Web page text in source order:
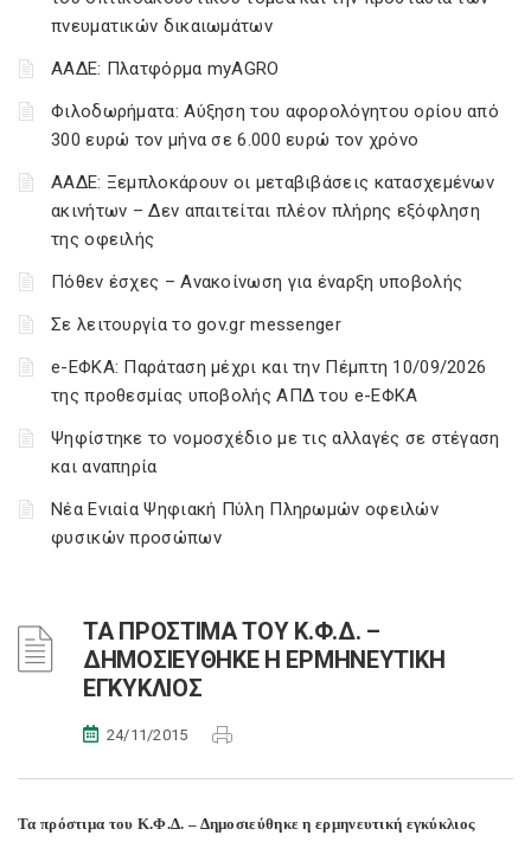
πνευματικών δικαιωμάτων
ΑΑΔΕ: Πλατφόρμα myAGRO
Φιλοδωρήματα: Αύξηση του αφορολόγητου ορίου από
300 ευρώ τον μήνα σε 6.000 ευρώ τον χρόνο
ΑΑΔΕ: Ξεμπλοκάρουν οι μεταβιβάσεις κατασχεμένων
ακινήτων – Δεν απαιτείται πλέον πλήρης εξόφληση
της οφειλής
Πόθεν έσχες – Ανακοίνωση για έναρξη υποβολής
Σε λειτουργία το gov.gr messenger
e-ΕΦΚΑ: Παράταση μέχρι και την Πέμπτη 10/09/2026
της προθεσμίας υποβολής ΑΠΔ του e-ΕΦΚΑ
Ψηφίστηκε το νομοσχέδιο με τις αλλαγές σε στέγαση
και αναπηρία
Νέα Ενιαία Ψηφιακή Πύλη Πληρωμών οφειλών
φυσικών προσώπων
ΤΑ ΠΡΟΣΤΙΜΑ ΤΟΥ Κ.Φ.Δ. –
ΔΗΜΟΣΙΕΥΘΗΚΕ Η ΕΡΜΗΝΕΥΤΙΚΗ
ΕΓΚΥΚΛΙΟΣ
24/11/2015
Τα πρόστιμα του Κ.Φ.Δ. – Δημοσιεύθηκε η ερμηνευτική εγκύκλιος